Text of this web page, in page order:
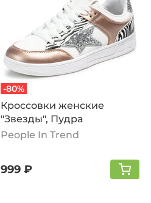
-80%
Кроссовки женские
"Звезды", Пудра
People In Trend
999 ₽